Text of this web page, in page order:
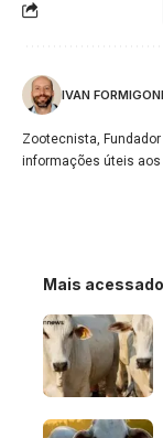
IVAN FORMIGONI
Zootecnista,
informações úteis
Mais